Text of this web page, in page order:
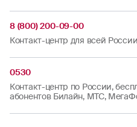
8 (800) 200-09-00
Контакт-центр для всей России
0530
Контакт-центр по России,
абонентов Билайн, МТС,